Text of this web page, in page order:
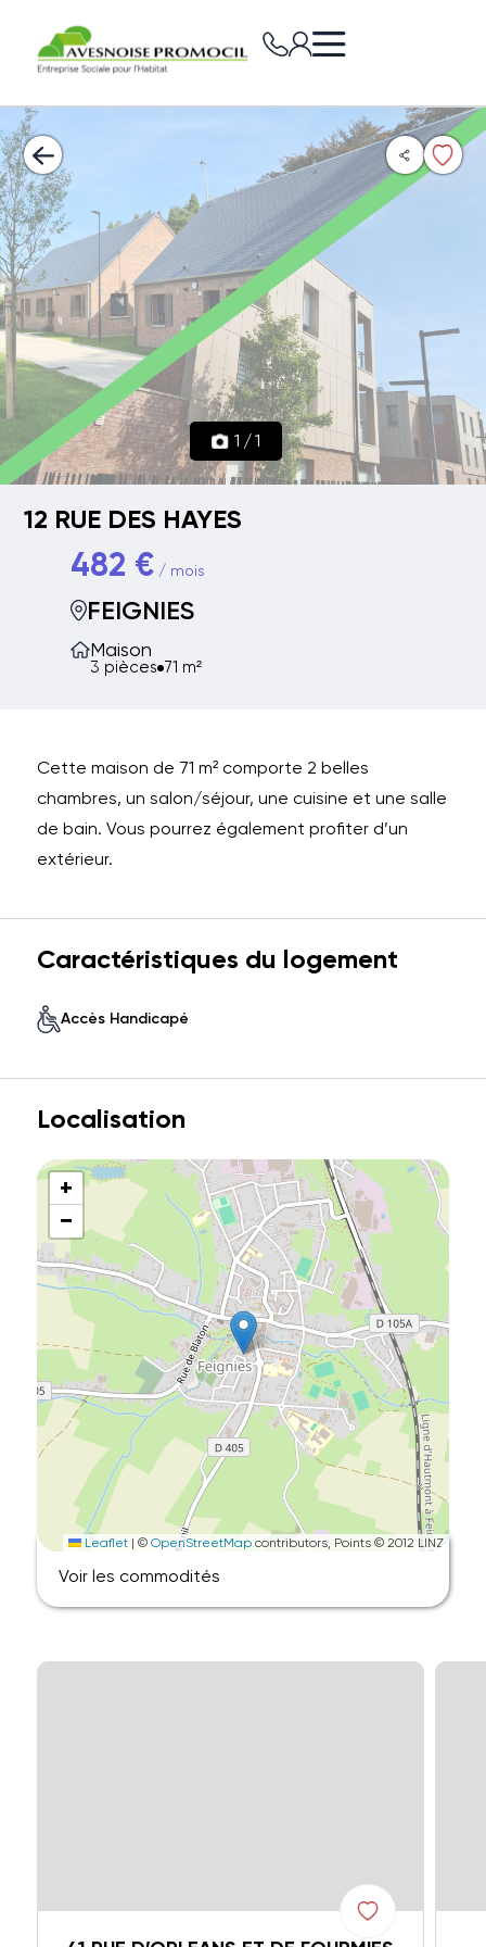
1 /1
12 RUE DES HAYES
482 €/ mois
FEIGNIES
Maison
3 pièces 71 m²
Cette maison de 71 m² comporte 2 belles
chambres, un salon/séjour, une cuisine et une salle
de bain. Vous pourrez également profiter d’un
extérieur.
Caractéristiques du logement
Accès Handicapé
Localisation
+
−
Leaflet | ©OpenStreetMap contributors, Points © 2012 LINZ
Voir les commodités